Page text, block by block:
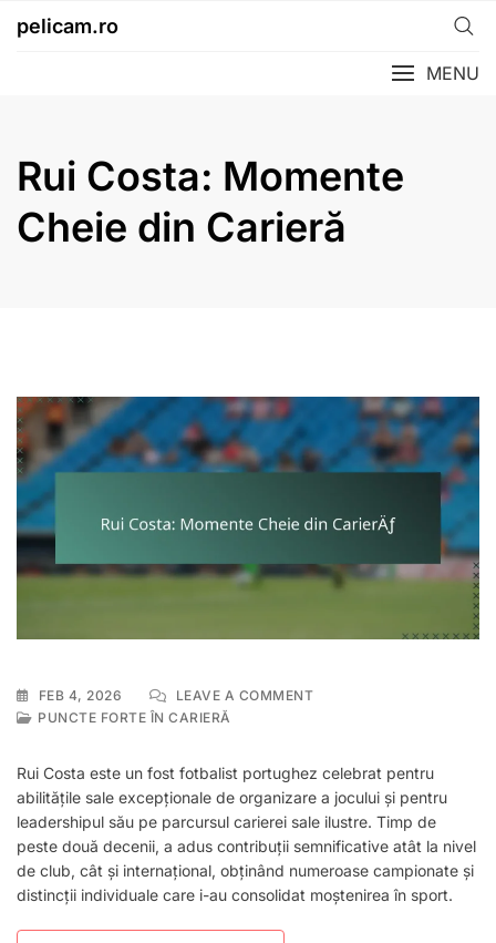
pelicam.ro
MENU
Rui Costa: Momente
Cheie din Carieră
FEB 4, 2026 LEAVE A COMMENTON
CHEIE
DIN
CARIERĂ
PUNCTE FORTE ÎN CARIERĂ
Rui Costa este un fost fotbalist portughez celebrat pentru
abilitățile sale excepționale de organizare a jocului și pentru
leadershipul său pe parcursul carierei sale ilustre. Timp de
peste două decenii, a adus contribuții semnificative atât la nivel
de club, cât și internațional, obținând numeroase campionate și
distincții individuale care i-au consolidat moștenirea în sport.